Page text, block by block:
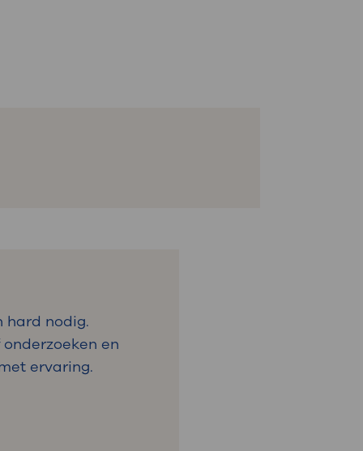
hard nodig.
en
ervaring.